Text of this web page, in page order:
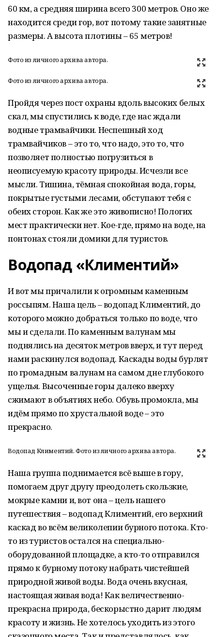
60 км, а средняя ширина всего 300 метров. Оно же
находится среди гор, вот потому такие занятные
размеры. А высота плотины – 65 метров!
Фото из личного архива автора.
Фото из личного архива автора.
Пройдя через пост охраны вдоль высоких белых
скал, мы спустились к воде, где нас ждали
водные трамвайчики. Неспешный ход
трамвайчиков – это то, что надо, это то, что
позволяет полностью погрузиться в
неописуемую красоту природы. Исчезли все
мысли. Тишина, тёмная спокойная вода, горы,
покрытые густыми лесами, обступают тебя с
обеих сторон. Как же это живописно! Пологих
мест практически нет. Кое-где, прямо на воде, на
понтонах стояли домики для туристов.
Водопад «Климентий»
И вот мы причалили к огромным каменным
россыпям. Наша цель – водопад Климентий, до
которого можно добраться только по воде, что
мы и сделали. По каменным валунам мы
поднялись на десяток метров вверх, и тут перед
нами раскинулся водопад. Каскады воды бурлят
по громадным валунам на самом дне глубокого
ущелья. Высоченные горы далеко вверху
сжимают в объятиях небо. Обувь промокла, мы
идём прямо по хрустальной воде – это
прекрасно.
Водопад Климентий. Фото из личного архива автора.
Наша группа поднимается всё выше в гору,
помогаем друг другу преодолеть скользкие,
мокрые камни и, вот она – цель нашего
путешествия – водопад Климентий, его верхний
каскад во всём великолепии бурного потока. Кто-
то из туристов остался на специально-
оборудованной площадке, а кто-то отправился
прямо к бурному потоку набрать чистейшей
природной живой воды. Вода очень вкусная,
настоящая живая вода! Как величественно-
прекрасна природа, бескорыстно дарит людям
красоту и жизнь. Не хотелось уходить из этого